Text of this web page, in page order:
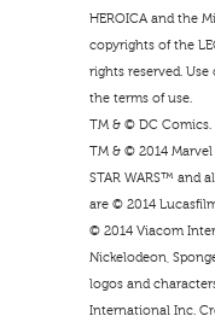
HEROICA and the
copyrights of the
rights reserved.
the terms of use.
TM & © DC Comics.
TM & © 2014 Marvel
STAR WARS™ and
are © 2014
© 2014 Viacom
Nickelodeon,
logos and
International Inc.